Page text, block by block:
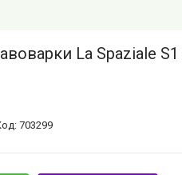
La Spaziale S1
703299